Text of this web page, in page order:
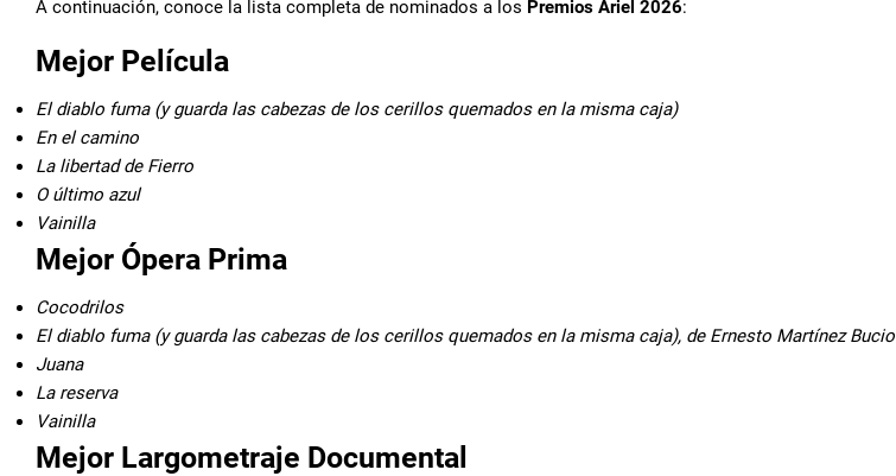
A continuación, conoce la lista completa de nominados a los Premios Ariel 2026:
Mejor Película
El diablo fuma (y guarda las cabezas de los cerillos quemados en la misma caja)
En el camino
La libertad de Fierro
O último azul
Vainilla
Mejor Ópera Prima
Cocodrilos
El diablo fuma (y guarda las cabezas de los cerillos quemados en la misma caja), de Ernesto Martínez Bucio
Juana
La reserva
Vainilla
Mejor Largometraje Documental